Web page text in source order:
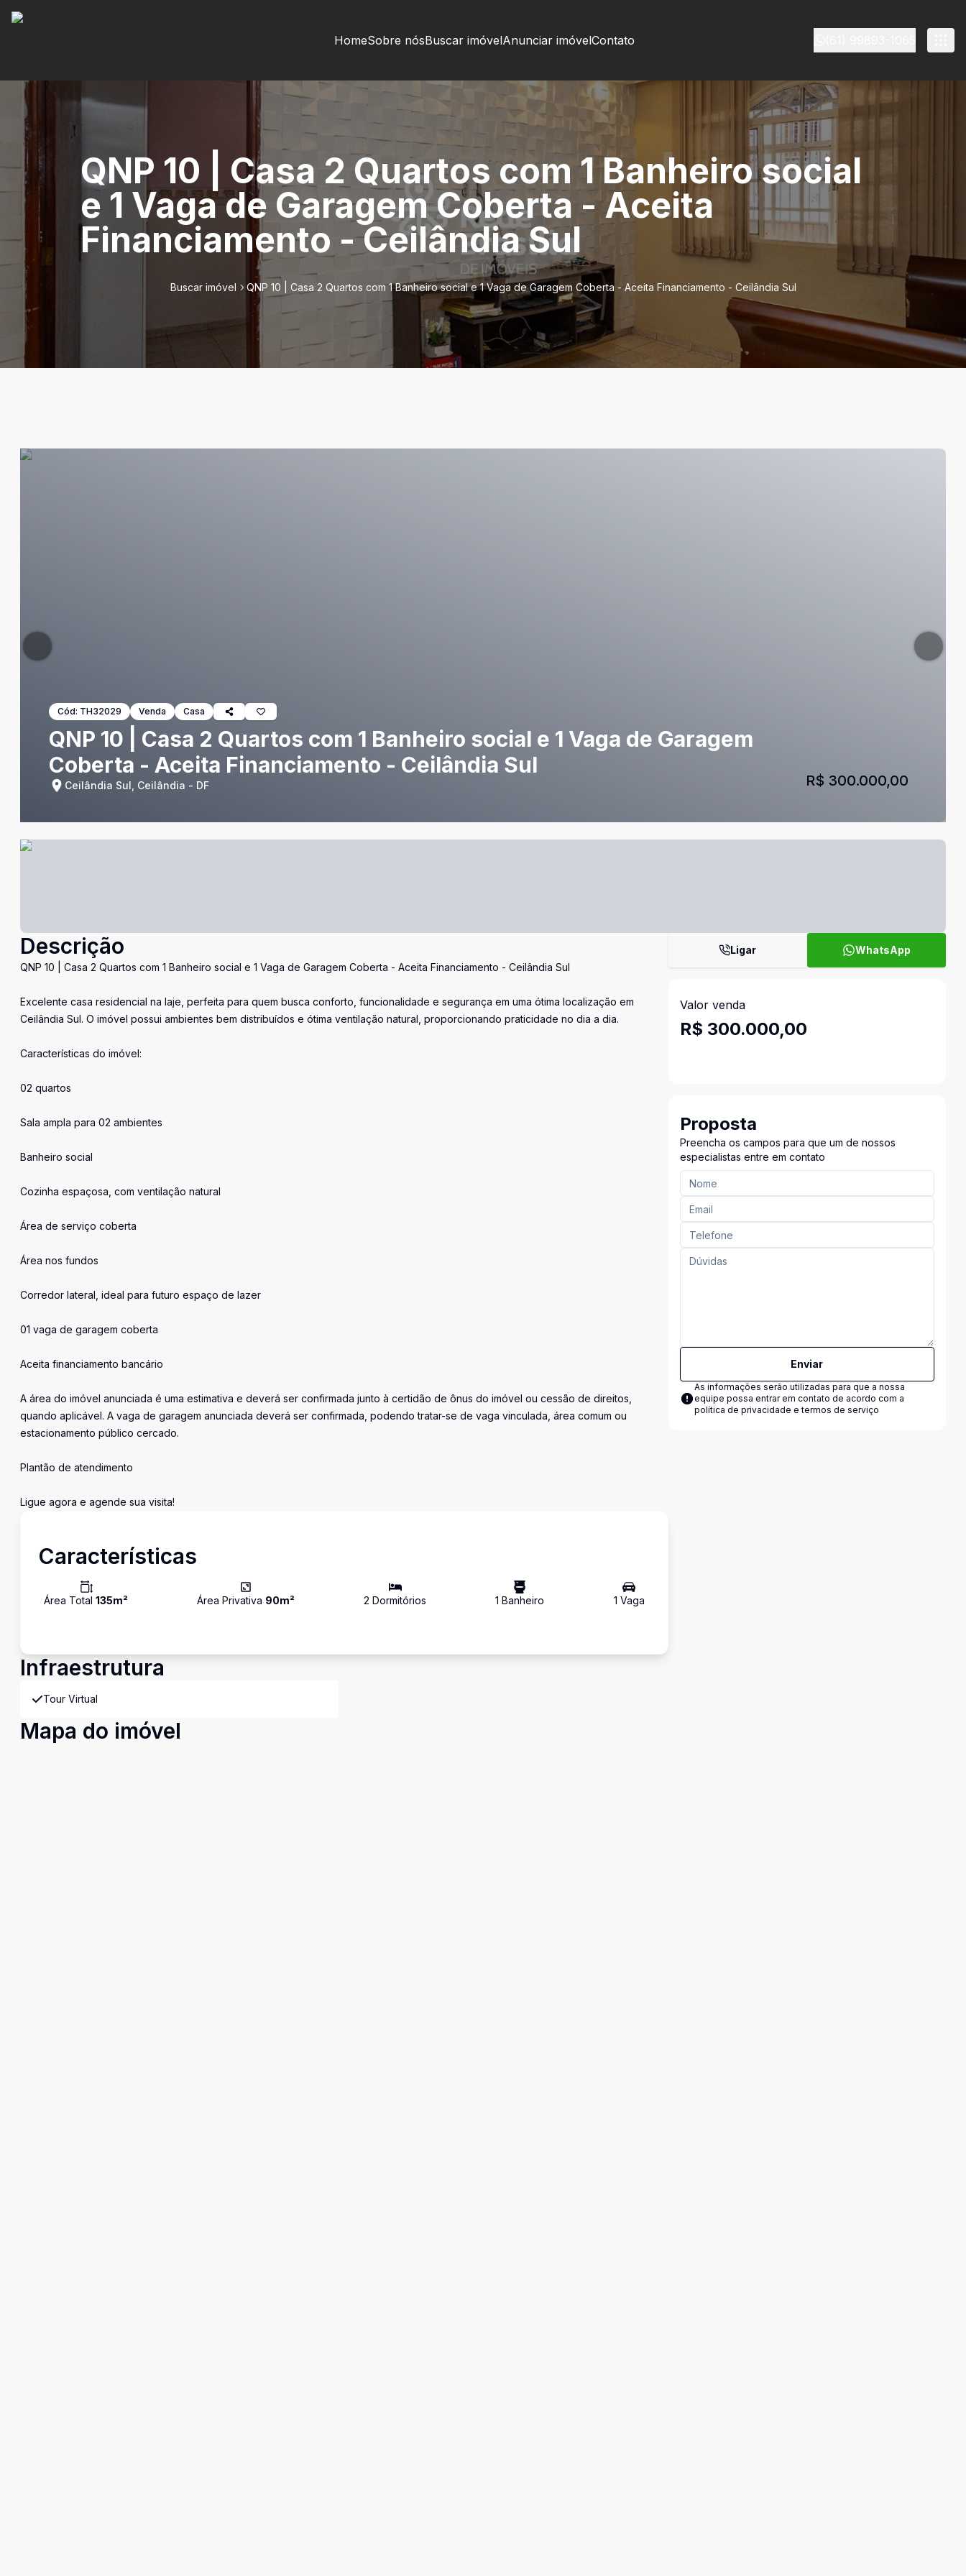
HomeSobre nósBuscar imóvelAnunciar imóvelContato
QNP 10 | Casa 2 Quartos com 1 Banheiro social
e 1 Vaga de Garagem Coberta - Aceita
Financiamento - Ceilândia Sul
Buscar imóvel QNP 10 | Casa 2 Quartos com 1 Banheiro social e 1 Vaga de Garagem Coberta - Aceita Financiamento - Ceilândia Sul
Cód: TH32029 Venda Casa
QNP 10 | Casa 2 Quartos com 1 Banheiro social e 1 Vaga de Garagem
Coberta - Aceita Financiamento - Ceilândia Sul
Ceilândia Sul, Ceilândia - DF R$ 300.000,00
Descrição
QNP 10 | Casa 2 Quartos com 1 Banheiro social e 1 Vaga de Garagem Coberta - Aceita Financiamento - Ceilândia Sul
Excelente casa residencial na laje, perfeita para quem busca conforto, funcionalidade e segurança em uma ótima localização em
Ceilândia Sul. O imóvel possui ambientes bem distribuídos e ótima ventilação natural, proporcionando praticidade no dia a dia.
Características do imóvel:
02 quartos
Sala ampla para 02 ambientes
Banheiro social
Cozinha espaçosa, com ventilação natural
Área de serviço coberta
Área nos fundos
Corredor lateral, ideal para futuro espaço de lazer
01 vaga de garagem coberta
Aceita financiamento bancário
A área do imóvel anunciada é uma estimativa e deverá ser confirmada junto à certidão de ônus do imóvel ou cessão de direitos,
quando aplicável. A vaga de garagem anunciada deverá ser confirmada, podendo tratar-se de vaga vinculada, área comum ou
estacionamento público cercado.
Plantão de atendimento
Ligue agora e agende sua visita!
Características
Área Total 135m² Área Privativa 90m² 2 Dormitórios 1 Banheiro 1 Vaga
Infraestrutura
Tour Virtual
Mapa do imóvel
Ligar WhatsApp
Valor venda
R$ 300.000,00
Proposta
Preencha os campos para que um de nossos
especialistas entre em contato
Enviar
As informações serão utilizadas para que a nossa
equipe possa entrar em contato de acordo com a
política de privacidade e termos de serviço